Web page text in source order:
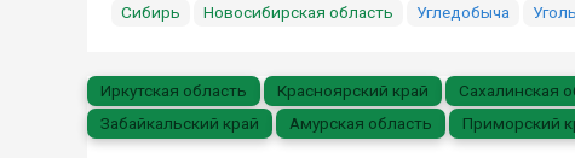
Сибирь
Новосибирская область Угледобыча
Иркутская область Красноярский край Сахалинская
Забайкальский край
Амурская область Приморский